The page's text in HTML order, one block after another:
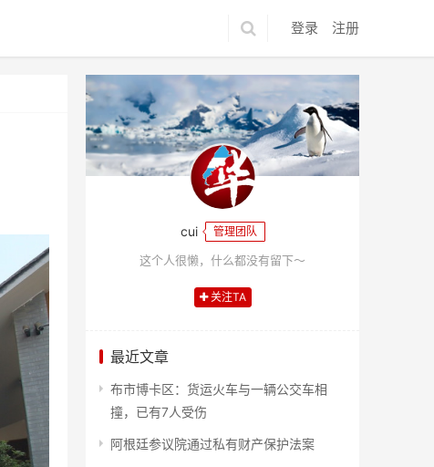
登录 注册
cui 管理团队
这个人很懒，什么都没有留下～
关注TA
最近文章
布市博卡区：货运火车与一辆公交车相
撞，已有7人受伤
阿根廷参议院通过私有财产保护法案